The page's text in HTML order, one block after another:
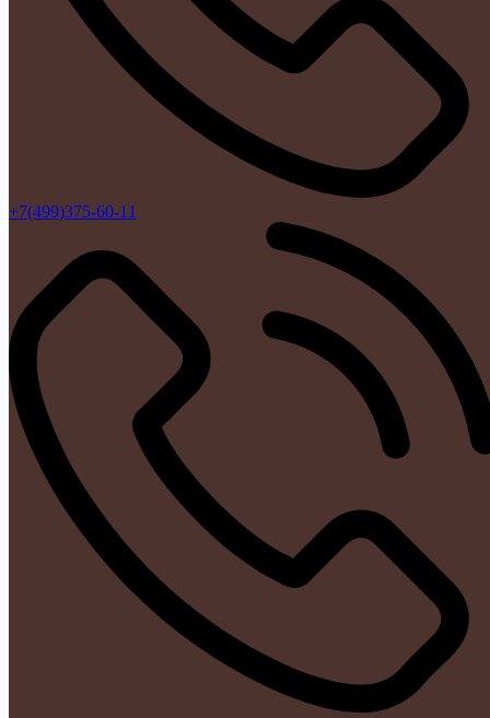
+7(499)375-60-11